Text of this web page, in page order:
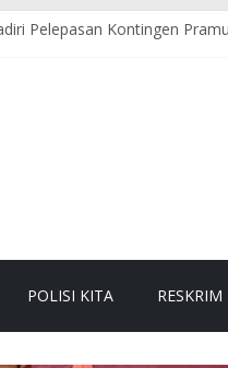
Pelepasan Kontingen
Gelar Patroli dan
POLISI KITA RESKRIM